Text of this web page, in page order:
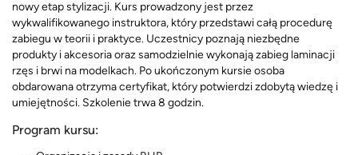
nowy etap stylizacji. Kurs prowadzony jest przez
wykwalifikowanego instruktora, który przedstawi całą procedurę
zabiegu w teorii i praktyce. Uczestnicy poznają niezbędne
produkty i akcesoria oraz samodzielnie wykonają zabieg laminacji
rzęs i brwi na modelkach. Po ukończonym kursie osoba
obdarowana otrzyma certyfikat, który potwierdzi zdobytą wiedzę i
umiejętności. Szkolenie trwa 8 godzin.
Program kursu: